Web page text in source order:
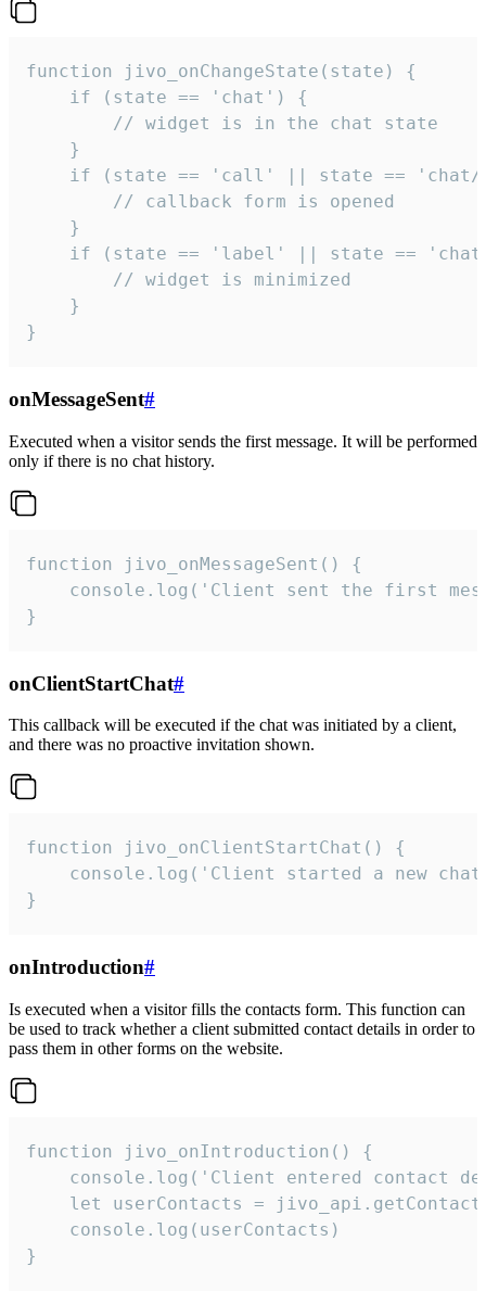
function jivo_onChangeState(state) {
    if (state == 'chat') {
        // widget is in the chat state
    }
if (state == 'call' || state ==
        // callback form is opened
    }
if (state == 'label' || state ==
        // widget is minimized
    }
}
onMessageSent#
Executed when a visitor sends the first message. It will be performed
only if there is no chat history.
function jivo_onMessageSent() {
console.log('Client sent the first
}
onClientStartChat#
This callback will be executed if the chat was initiated by a client,
and there was no proactive invitation shown.
function jivo_onClientStartChat() {
console.log('Client started a new
}
onIntroduction#
Is executed when a visitor fills the contacts form. This function can
be used to track whether a client submitted contact details in order to
pass them in other forms on the website.
function jivo_onIntroduction() {
console.log('Client entered contact
let userContacts =
    console.log(userContacts)
}